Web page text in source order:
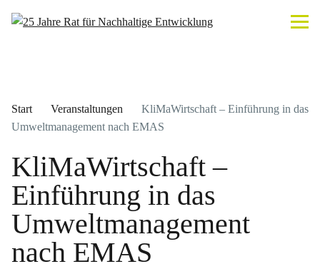
Start Veranstaltungen
KliMaWirtschaft – Einführung in das
Umweltmanagement nach EMAS
KliMaWirtschaft –
Einführung in das
Umweltmanagement
nach EMAS